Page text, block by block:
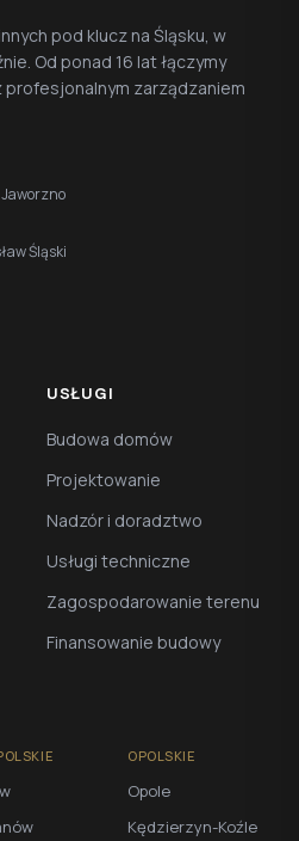
pod klucz na Śląsku, w
Od ponad 16 lat łączymy
profesjonalnym zarządzaniem
Śląski
USŁUGI
Budowa domów
Projektowanie
Nadzór i doradztwo
Usługi techniczne
Zagospodarowanie terenu
Finansowanie budowy
OPOLSKIE
Opole
Kędzierzyn-Koźle